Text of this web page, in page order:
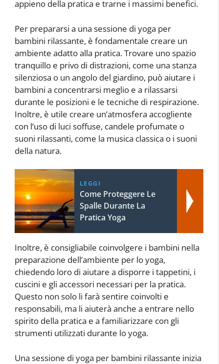
appieno della pratica e trarne i massimi benefici.
Per prepararsi a una sessione di yoga per
bambini rilassante, è fondamentale creare un
ambiente adatto alla pratica. Trovare uno spazio
tranquillo e privo di distrazioni, come una stanza
silenziosa o un angolo del giardino, può aiutare i
bambini a concentrarsi meglio e a rilassarsi
durante le posizioni e le tecniche di respirazione.
Inoltre, è utile creare un’atmosfera accogliente
con l’uso di luci soffuse, candele profumate o
suoni rilassanti, come la musica classica o i suoni
della natura.
LEGGI
Come Proteggere Le
Spalle Durante La
Pratica Yoga
Inoltre, è consigliabile coinvolgere i bambini nella
preparazione dell’ambiente per lo yoga,
chiedendo loro di aiutare a disporre i tappetini, i
cuscini e gli accessori necessari per la pratica.
Questo non solo li farà sentire coinvolti e
responsabili, ma li aiuterà anche a entrare nello
spirito della pratica e a familiarizzare con gli
strumenti utilizzati durante lo yoga.
Una sessione di yoga per bambini rilassante inizia